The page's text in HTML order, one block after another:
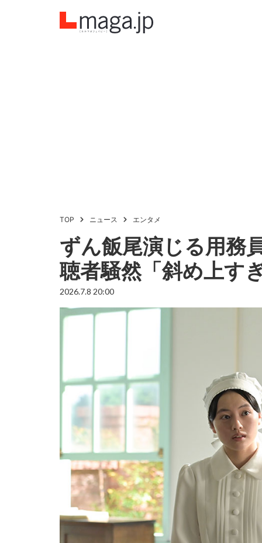
TOP ニュース エンタメ
ずん飯尾演じる用務
聴者騒然「斜め上す
2026.7.8 20:00